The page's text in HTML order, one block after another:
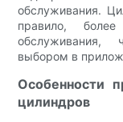
обслуживания.
правило,
обслуживания,
выбором в
Особенности
цилиндров